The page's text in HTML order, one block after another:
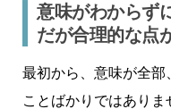
意味がわからず
だが合理的な点
最初から、意味が全部
ことばかりではありま